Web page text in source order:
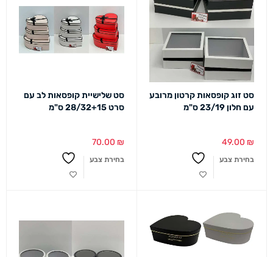
סט זוג קופסאות קרטון מרובע
עם חלון 23/19 ס"מ
49.00 ₪
בחירת צבע
סט שלישיית קופסאות לב עם
סרט 28/32+15 ס"מ
70.00 ₪
בחירת צבע